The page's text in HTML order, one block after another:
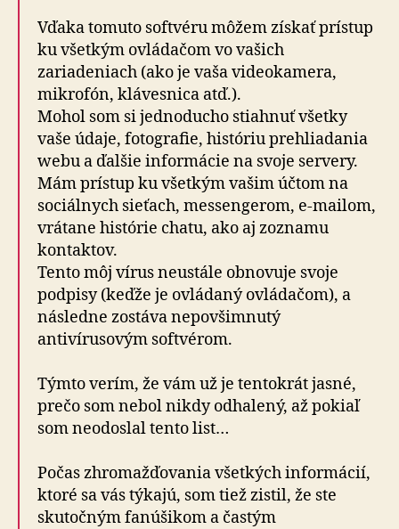
Vďaka tomuto softvéru môžem získať prístup
ku všetkým ovládačom vo vašich
zariadeniach (ako je vaša videokamera,
mikrofón, klávesnica atď.).
Mohol som si jednoducho stiahnuť všetky
vaše údaje, fotografie, históriu prehliadania
webu a ďalšie informácie na svoje servery.
Mám prístup ku všetkým vašim účtom na
sociálnych sieťach, messengerom, e-mailom,
vrátane histórie chatu, ako aj zoznamu
kontaktov.
Tento môj vírus neustále obnovuje svoje
podpisy (keďže je ovládaný ovládačom), a
následne zostáva nepovšimnutý
antivírusovým softvérom.
Týmto verím, že vám už je tentokrát jasné,
prečo som nebol nikdy odhalený, až pokiaľ
som neodoslal tento list…
Počas zhromažďovania všetkých informácií,
ktoré sa vás týkajú, som tiež zistil, že ste
skutočným fanúšikom a častým